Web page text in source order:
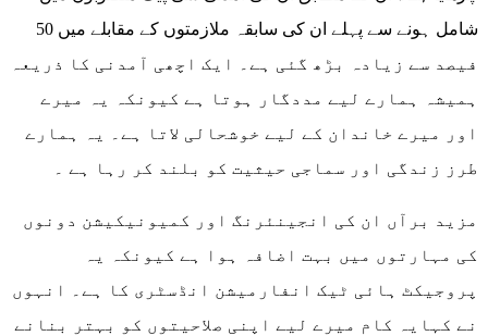
شامل ہونے سے پہلے ان کی سابقہ ملازمتوں کے مقابلے میں 50
فیصد سے زیادہ بڑھ گئی ہے۔ ایک اچھی آمدنی کا ذریعہ
ہمیشہ ہمارے لیے مددگار ہوتا ہے کیونکہ یہ میرے
اور میرے خاندان کے لیے خوشحالی لاتا ہے۔ یہ ہمارے
طرز زندگی اور سماجی حیثیت کو بلند کر رہا ہے ۔
مزید برآں ان کی انجینئرنگ اور کمیونیکیشن دونوں
کی مہارتوں میں بہت اضافہ ہوا ہے کیونکہ یہ
پروجیکٹ ہائی ٹیک انفارمیشن انڈسٹری کا ہے۔ انہوں
نے کہایہ کام میرے لیے اپنی صلاحیتوں کو بہتر بنانے